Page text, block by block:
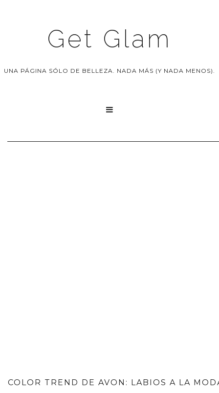
Get Glam
UNA PÁGINA SÓLO DE BELLEZA. NADA MÁS (Y NADA MENOS).

COLOR TREND DE AVON: LABIOS A LA